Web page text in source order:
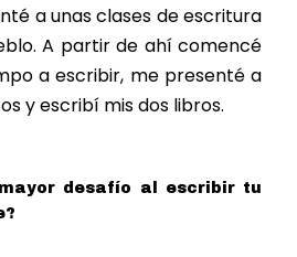
a unas clases de escritura
A partir de ahí comencé
a escribir, me presenté a
y escribí mis dos libros.
desafío al escribir tu